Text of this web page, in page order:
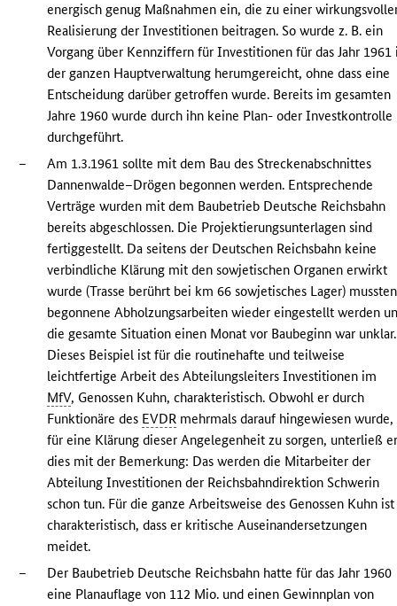
energisch genug Maßnahmen ein, die zu einer
Realisierung der Investitionen beitragen. So wurde z. B. ein
Vorgang über Kennziffern für Investitionen für das Jahr 1961
der ganzen Hauptverwaltung herumgereicht, ohne dass eine
Entscheidung darüber getroffen wurde. Bereits im gesamten
Jahre 1960 wurde durch ihn keine Plan- oder Investkontrolle
durchgeführt.
–
Am 1.3.1961 sollte mit dem Bau des Streckenabschnittes
Dannenwalde–Drögen begonnen werden. Entsprechende
Verträge wurden mit dem Baubetrieb Deutsche Reichsbahn
bereits abgeschlossen. Die Projektierungsunterlagen sind
fertiggestellt. Da seitens der Deutschen Reichsbahn keine
verbindliche Klärung mit den sowjetischen Organen erwirkt
wurde (Trasse berührt bei km 66 sowjetisches Lager) mussten
begonnene Abholzungsarbeiten wieder eingestellt werden
die gesamte Situation einen Monat vor Baubeginn war unklar.
Dieses Beispiel ist für die routinehafte und teilweise
leichtfertige Arbeit des Abteilungsleiters Investitionen im
MfV, Genossen Kuhn, charakteristisch. Obwohl er durch
Funktionäre des EVDR mehrmals darauf hingewiesen wurde,
für eine Klärung dieser Angelegenheit zu sorgen, unterließ
dies mit der Bemerkung: Das werden die Mitarbeiter der
Abteilung Investitionen der Reichsbahndirektion Schwerin
schon tun. Für die ganze Arbeitsweise des Genossen Kuhn ist
charakteristisch, dass er kritische Auseinandersetzungen
meidet.
–
Der Baubetrieb Deutsche Reichsbahn hatte für das Jahr 1960
eine Planauflage von 112 Mio. und einen Gewinnplan von